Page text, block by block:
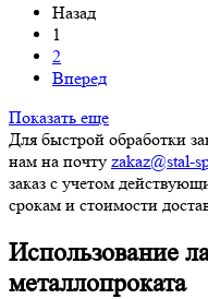
Назад
1
2
Вперед
Показать еще
Для быстрой обработки
нам на почту zakaz@stal-
заказ с учетом
срокам и стоимости
Использование
металлопроката